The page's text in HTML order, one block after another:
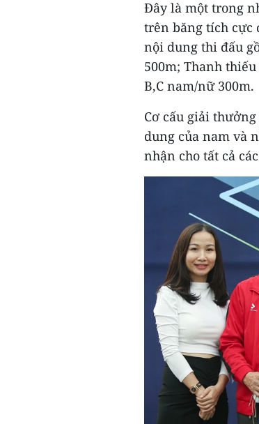
Đây là một trong
trên băng tích cực
nội dung thi đấu
500m; Thanh
B,C nam/nữ 300m.
Cơ cấu giải
dung của nam và
nhận cho tất cả